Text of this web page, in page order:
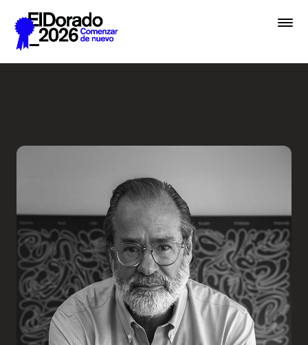
Saltar al contenido principal
Inscribir
Boletería